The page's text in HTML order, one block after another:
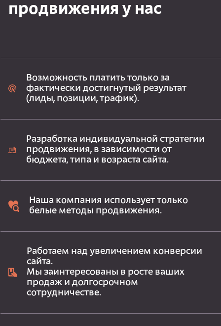
продвижения у нас
Возможность платить только за
фактически достигнутый результат
(лиды, позиции, трафик).
Разработка индивидуальной стратегии
продвижения, в зависимости от
бюджета, типа и возраста сайта.
Наша компания использует только
белые методы продвижения.
Работаем над увеличением конверсии
сайта.
Мы заинтересованы в росте ваших
продаж и долгосрочном
сотрудничестве.